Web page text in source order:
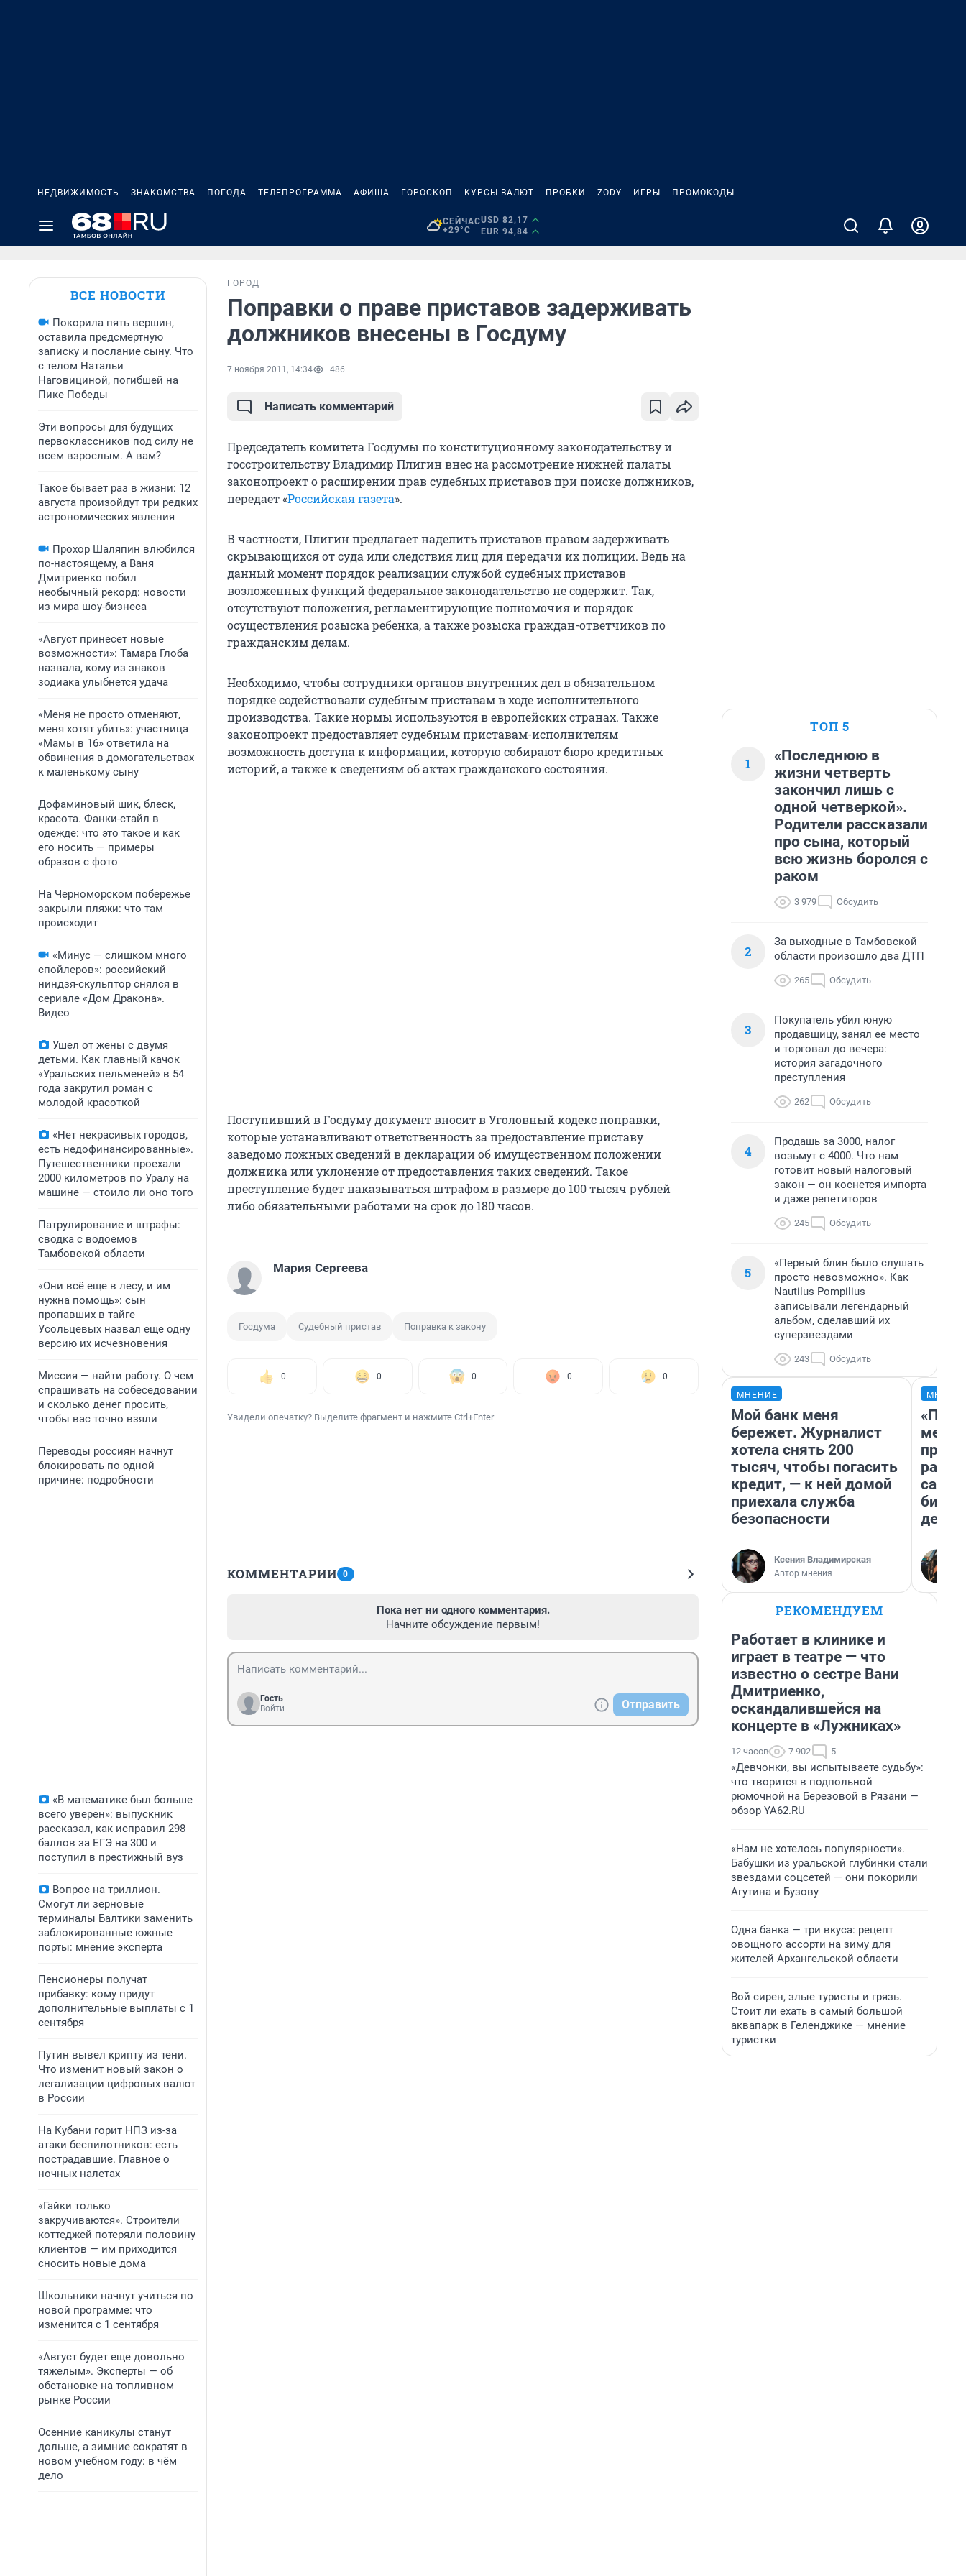
НЕДВИЖИМОСТЬ ЗНАКОМСТВА ПОГОДА ТЕЛЕПРОГРАММА АФИША ГОРОСКОП КУРСЫ ВАЛЮТ ПРОБКИ ZODY ИГРЫ ПРОМОКОДЫ
СЕЙЧАС
+29°C
USD 82,17
EUR 94,84
ВСЕ НОВОСТИ
Покорила пять вершин,
оставила предсмертную
записку и послание сыну. Что
с телом Натальи
Наговициной, погибшей на
Пике Победы
Эти вопросы для будущих
первоклассников под силу не
всем взрослым. А вам?
Такое бывает раз в жизни: 12
августа произойдут три редких
астрономических явления
Прохор Шаляпин влюбился
по-настоящему, а Ваня
Дмитриенко побил
необычный рекорд: новости
из мира шоу-бизнеса
«Август принесет новые
возможности»: Тамара Глоба
назвала, кому из знаков
зодиака улыбнется удача
«Меня не просто отменяют,
меня хотят убить»: участница
«Мамы в 16» ответила на
обвинения в домогательствах
к маленькому сыну
Дофаминовый шик, блеск,
красота. Фанки-стайл в
одежде: что это такое и как
его носить — примеры
образов с фото
На Черноморском побережье
закрыли пляжи: что там
происходит
«Минус — слишком много
спойлеров»: российский
ниндзя-скульптор снялся в
сериале «Дом Дракона».
Видео
Ушел от жены с двумя
детьми. Как главный качок
«Уральских пельменей» в 54
года закрутил роман с
молодой красоткой
«Нет некрасивых городов,
есть недофинансированные».
Путешественники проехали
2000 километров по Уралу на
машине — стоило ли оно того
Патрулирование и штрафы:
сводка с водоемов
Тамбовской области
«Они всё еще в лесу, и им
нужна помощь»: сын
пропавших в тайге
Усольцевых назвал еще одну
версию их исчезновения
Миссия — найти работу. О чем
спрашивать на собеседовании
и сколько денег просить,
чтобы вас точно взяли
Переводы россиян начнут
блокировать по одной
причине: подробности
«В математике был больше
всего уверен»: выпускник
рассказал, как исправил 298
баллов за ЕГЭ на 300 и
поступил в престижный вуз
Вопрос на триллион.
Смогут ли зерновые
терминалы Балтики заменить
заблокированные южные
порты: мнение эксперта
Пенсионеры получат
прибавку: кому придут
дополнительные выплаты с 1
сентября
Путин вывел крипту из тени.
Что изменит новый закон о
легализации цифровых валют
в России
На Кубани горит НПЗ из-за
атаки беспилотников: есть
пострадавшие. Главное о
ночных налетах
«Гайки только
закручиваются». Строители
коттеджей потеряли половину
клиентов — им приходится
сносить новые дома
Школьники начнут учиться по
новой программе: что
изменится с 1 сентября
«Август будет еще довольно
тяжелым». Эксперты — об
обстановке на топливном
рынке России
Осенние каникулы станут
дольше, а зимние сократят в
новом учебном году: в чём
дело
ГОРОД
Поправки о праве приставов задерживать
должников внесены в Госдуму
7 ноября 2011, 14:34 486
Написать комментарий
Председатель комитета Госдумы по конституционному законодательству и
госстроительству Владимир Плигин внес на рассмотрение нижней палаты
законопроект о расширении прав судебных приставов при поиске должников,
передает «Российская газета».
В частности, Плигин предлагает наделить приставов правом задерживать
скрывающихся от суда или следствия лиц для передачи их полиции. Ведь на
данный момент порядок реализации службой судебных приставов
возложенных функций федеральное законодательство не содержит. Так,
отсутствуют положения, регламентирующие полномочия и порядок
осуществления розыска ребенка, а также розыска граждан-ответчиков по
гражданским делам.
Необходимо, чтобы сотрудники органов внутренних дел в обязательном
порядке содействовали судебным приставам в ходе исполнительного
производства. Такие нормы используются в европейских странах. Также
законопроект предоставляет судебным приставам-исполнителям
возможность доступа к информации, которую собирают бюро кредитных
историй, а также к сведениям об актах гражданского состояния.
Поступивший в Госдуму документ вносит в Уголовный кодекс поправки,
которые устанавливают ответственность за предоставление приставу
заведомо ложных сведений в декларации об имущественном положении
должника или уклонение от предоставления таких сведений. Такое
преступление будет наказываться штрафом в размере до 100 тысяч рублей
либо обязательными работами на срок до 180 часов.
Мария Сергеева
Госдума Судебный пристав Поправка к закону
0 0 0 0 0
Увидели опечатку? Выделите фрагмент и нажмите Ctrl+Enter
КОММЕНТАРИИ 0
Пока нет ни одного комментария.
Начните обсуждение первым!
Гость
Войти
Отправить
ТОП 5
1
«Последнюю в
жизни четверть
закончил лишь с
одной четверкой».
Родители рассказали
про сына, который
всю жизнь боролся с
раком
3 979 Обсудить
2
За выходные в Тамбовской
области произошло два ДТП
265 Обсудить
3
Покупатель убил юную
продавщицу, занял ее место
и торговал до вечера:
история загадочного
преступления
262 Обсудить
4
Продашь за 3000, налог
возьмут с 4000. Что нам
готовит новый налоговый
закон — он коснется импорта
и даже репетиторов
245 Обсудить
5
«Первый блин было слушать
просто невозможно». Как
Nautilus Pompilius
записывали легендарный
альбом, сделавший их
суперзвездами
243 Обсудить
МНЕНИЕ
Мой банк меня
бережет. Журналист
хотела снять 200
тысяч, чтобы погасить
кредит, — к ней домой
приехала служба
безопасности
Ксения Владимирская
Автор мнения
РЕКОМЕНДУЕМ
Работает в клинике и
играет в театре — что
известно о сестре Вани
Дмитриенко,
оскандалившейся на
концерте в «Лужниках»
12 часов 7 902 5
«Девчонки, вы испытываете судьбу»:
что творится в подпольной
рюмочной на Березовой в Рязани —
обзор YA62.RU
«Нам не хотелось популярности».
Бабушки из уральской глубинки стали
звездами соцсетей — они покорили
Агутина и Бузову
Одна банка — три вкуса: рецепт
овощного ассорти на зиму для
жителей Архангельской области
Вой сирен, злые туристы и грязь.
Стоит ли ехать в самый большой
аквапарк в Геленджике — мнение
туристки